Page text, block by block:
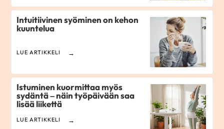
Intuitiivinen syöminen on kehon
kuuntelua
LUE ARTIKKELI
Istuminen kuormittaa myös
sydäntä – näin työpäivään saa
lisää liikettä
LUE ARTIKKELI